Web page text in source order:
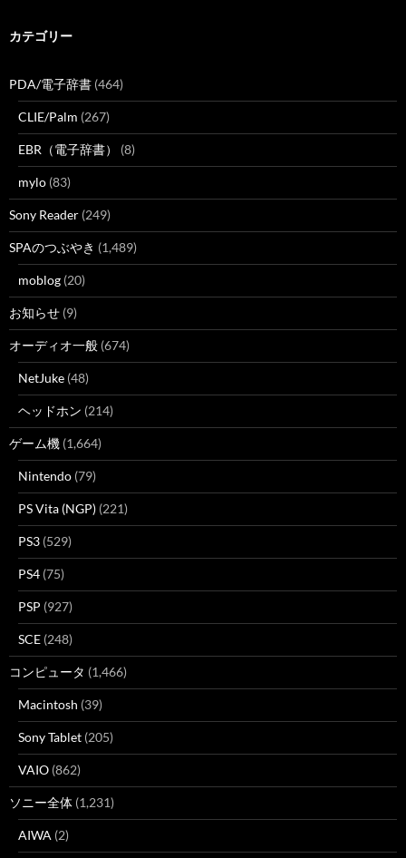
カテゴリー
PDA/電子辞書 (464)
CLIE/Palm (267)
EBR（電子辞書） (8)
mylo (83)
Sony Reader (249)
SPAのつぶやき (1,489)
moblog (20)
お知らせ (9)
オーディオ一般 (674)
NetJuke (48)
ヘッドホン (214)
ゲーム機 (1,664)
Nintendo (79)
PS Vita (NGP) (221)
PS3 (529)
PS4 (75)
PSP (927)
SCE (248)
コンピュータ (1,466)
Macintosh (39)
Sony Tablet (205)
VAIO (862)
ソニー全体 (1,231)
AIWA (2)